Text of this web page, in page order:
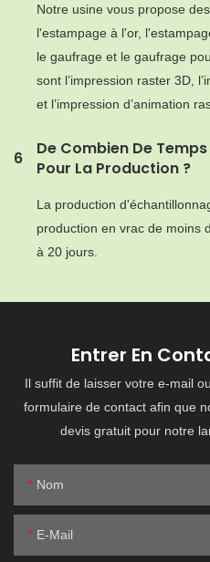
Notre usine vous propose
l'estampage à l'or,
le gaufrage et le gaufrage
sont l’impression raster 3D,
et l’impression d’animation
6
De Combien De
Pour La Production ?
La production
production en vrac de moins
à 20 jours.
Entrer En
Il suffit de laisser votre e-mail
formulaire de contact afin que
devis gratuit pour notre
Nom
E-Mail